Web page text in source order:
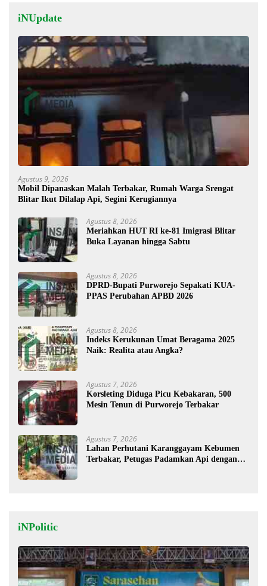
iNUpdate
Agustus 9, 2026
Mobil Dipanaskan Malah Terbakar, Rumah Warga Srengat
Blitar Ikut Dilalap Api, Segini Kerugiannya
Agustus 8, 2026
Meriahkan HUT RI ke-81 Imigrasi Blitar
Buka Layanan hingga Sabtu
Agustus 8, 2026
DPRD-Bupati Purworejo Sepakati KUA-
PPAS Perubahan APBD 2026
Agustus 8, 2026
Indeks Kerukunan Umat Beragama 2025
Naik: Realita atau Angka?
Agustus 7, 2026
Korsleting Diduga Picu Kebakaran, 500
Mesin Tenun di Purworejo Terbakar
Agustus 7, 2026
Lahan Perhutani Karanggayam Kebumen
Terbakar, Petugas Padamkan Api dengan
iNPolitic